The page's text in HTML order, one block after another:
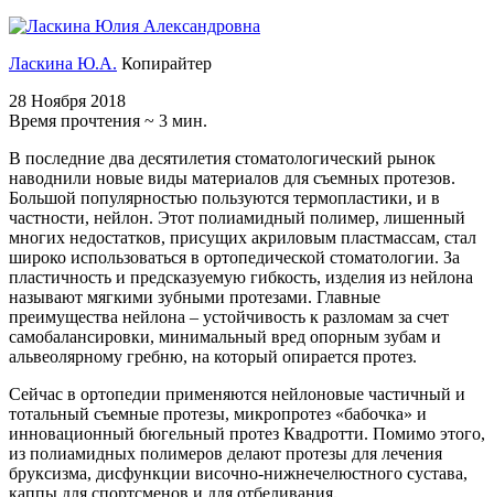
Ласкина Ю.А. Копирайтер
28 Ноября 2018
Время прочтения ~ 3 мин.
В последние два десятилетия стоматологический рынок
наводнили новые виды материалов для съемных протезов.
Большой популярностью пользуются термопластики, и в
частности, нейлон. Этот полиамидный полимер, лишенный
многих недостатков, присущих акриловым пластмассам, стал
широко использоваться в ортопедической стоматологии. За
пластичность и предсказуемую гибкость, изделия из нейлона
называют мягкими зубными протезами. Главные
преимущества нейлона – устойчивость к разломам за счет
самобалансировки, минимальный вред опорным зубам и
альвеолярному гребню, на который опирается протез.
Сейчас в ортопедии применяются нейлоновые частичный и
тотальный съемные протезы, микропротез «бабочка» и
инновационный бюгельный протез Квадротти. Помимо этого,
из полиамидных полимеров делают протезы для лечения
бруксизма, дисфункции височно-нижнечелюстного сустава,